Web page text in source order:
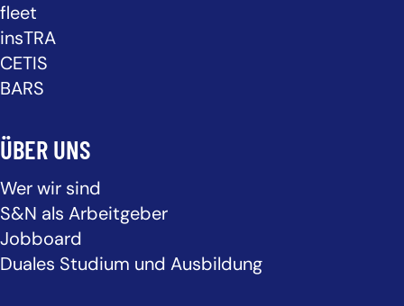
fleet
insTRA
CETIS
BARS
ÜBER UNS
Wer wir sind
S&N als Arbeitgeber
Jobboard
Duales Studium und Ausbildung